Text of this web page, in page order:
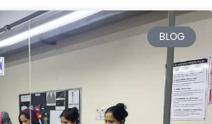
BLOG